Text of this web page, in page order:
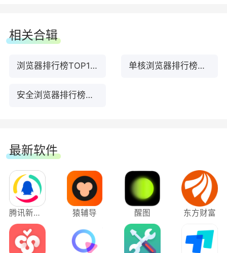
化Edge，获得美观且身临其境般的视觉体验。您
家庭、学校或工作分开。
外观可通过Edge设置进一步修改。功能可用性和
功能特性可能因设备类型、市场、浏览器版本或帐
户类型的不同而有所差异。
事件的行为已变更，因此在beforeunload事件处理
returnValue设定为beforeunload事件处理程序中
原则，暂时退出这项功能。
分割屏幕还原改善。分割画面可让您在一个浏览索
引标签中的两个并存画面上同时处理多个工作，以
更有效率地提高生产力和多任务。 现在，在浏览
器重新开机并还原先前的会话之后，也会还原分割
索引标签。
相关合辑
浏览器排行榜TOP12下载 单核浏览器排行榜前十名下载
安全浏览器排行榜前10名下载
最新软件
腾讯新闻电脑版 猿辅导 醒图 东方财富